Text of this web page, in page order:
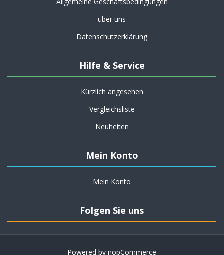
über uns
Datenschutzerklärung
Hilfe & Service
Kürzlich angesehen
Vergleichsliste
Neuheiten
Mein Konto
Mein Konto
Folgen Sie uns
Powered by nopCommerce